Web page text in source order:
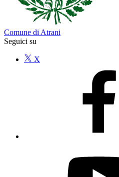
Comune di Atrani
Seguici su
X